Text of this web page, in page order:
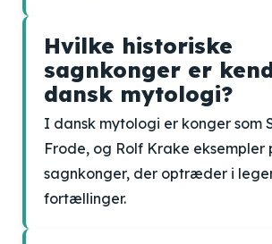
Hvilke historiske
sagnkonger er
dansk mytologi?
I dansk mytologi er konger som
Frode, og Rolf Krake eksempler
sagnkonger, der optræder i
fortællinger.